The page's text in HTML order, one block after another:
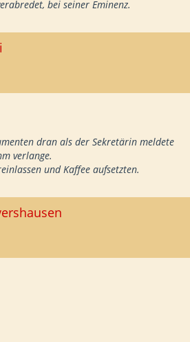
bei seiner Eminenz.
dran als der Sekretärin meldete
verlange.
und Kaffee aufsetzten.